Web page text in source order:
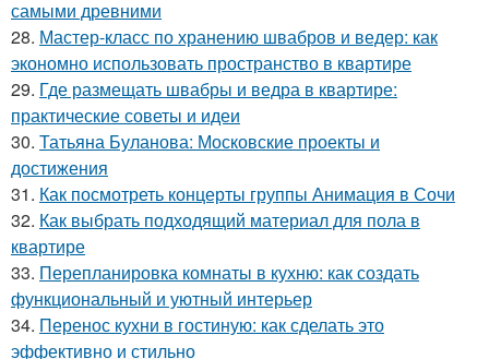
самыми древними
28. Мастер-класс по хранению швабров и ведер: как
экономно использовать пространство в квартире
29. Где размещать швабры и ведра в квартире:
практические советы и идеи
30. Татьяна Буланова: Московские проекты и
достижения
31. Как посмотреть концерты группы Анимация в Сочи
32. Как выбрать подходящий материал для пола в
квартире
33. Перепланировка комнаты в кухню: как создать
функциональный и уютный интерьер
34. Перенос кухни в гостиную: как сделать это
эффективно и стильно